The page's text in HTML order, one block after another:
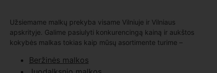
Užsiemame malkų prekyba visame Vilniuje ir Vilniaus
apskrityje. Galime pasiulyti konkurencingą kainą ir aukštos
kokybės malkas tokias kaip mūsų asortimente turime –
Beržinės malkos